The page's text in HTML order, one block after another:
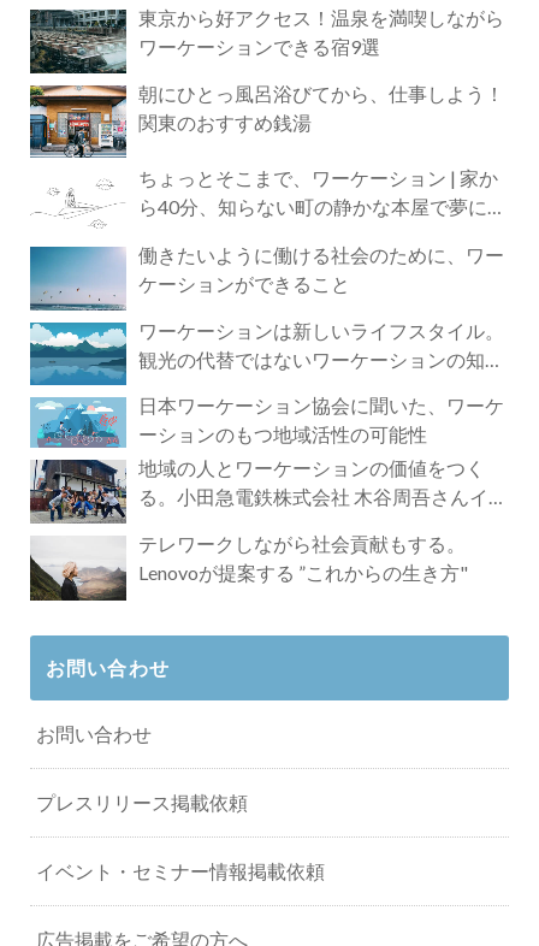
東京から好アクセス！温泉を満喫しながら
ワーケーションできる宿9選
朝にひとっ風呂浴びてから、仕事しよう！
関東のおすすめ銭湯
ちょっとそこまで、ワーケーション | 家か
ら40分、知らない町の静かな本屋で夢に近
働きたいように働ける社会のために、ワー
ケーションができること
ワーケーションは新しいライフスタイル。
観光の代替ではないワーケーションの知ら
日本ワーケーション協会に聞いた、ワーケ
ーションのもつ地域活性の可能性
地域の人とワーケーションの価値をつく
る。小田急電鉄株式会社 木谷周吾さんイン
テレワークしながら社会貢献もする。
Lenovoが提案する ”これからの生き方"
お問い合わせ
お問い合わせ
プレスリリース掲載依頼
イベント・セミナー情報掲載依頼
広告掲載をご希望の方へ